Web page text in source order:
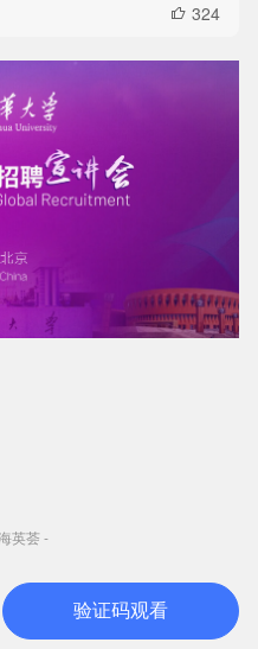
324
英荟 -
验证码观看